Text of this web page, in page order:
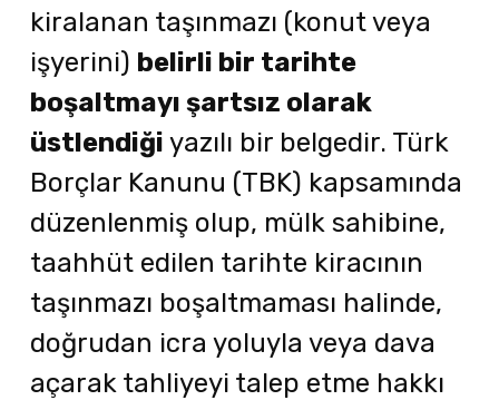
kiralanan taşınmazı (konut veya
işyerini) belirli bir tarihte
boşaltmayı şartsız olarak
üstlendiği yazılı bir belgedir. Türk
Borçlar Kanunu (TBK) kapsamında
düzenlenmiş olup, mülk sahibine,
taahhüt edilen tarihte kiracının
taşınmazı boşaltmaması halinde,
doğrudan icra yoluyla veya dava
açarak tahliyeyi talep etme hakkı